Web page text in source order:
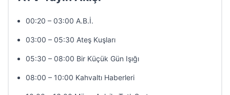
00:20 – 03:00 A.B.İ.
03:00 – 05:30 Ateş Kuşları
05:30 – 08:00 Bir Küçük Gün Işığı
08:00 – 10:00 Kahvaltı Haberleri